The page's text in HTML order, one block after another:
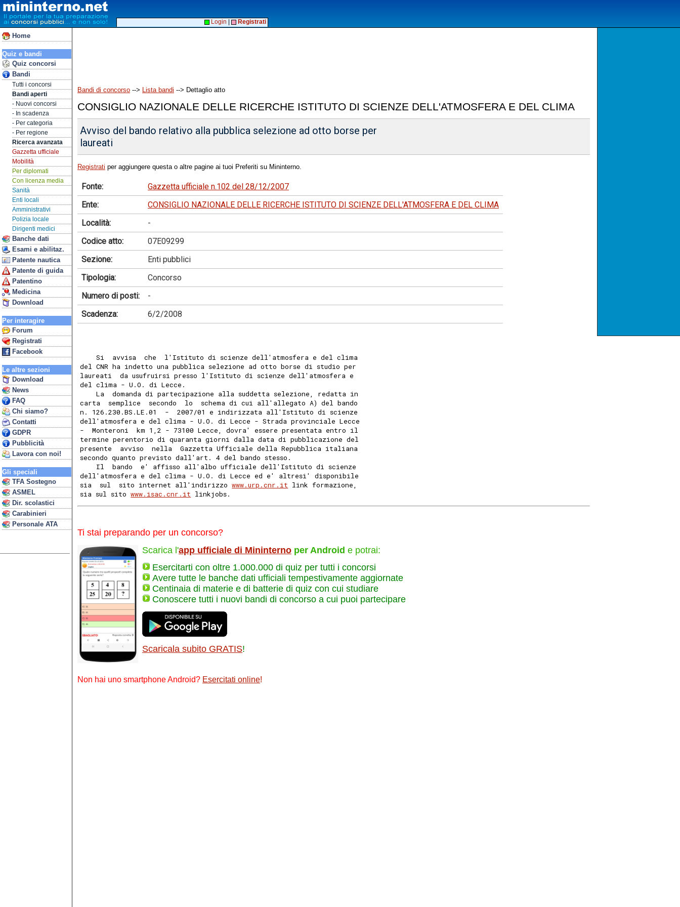
Home
Quiz e bandi
Quiz concorsi
Bandi
Tutti i concorsi
Bandi aperti
- Nuovi concorsi
- In scadenza
- Per categoria
- Per regione
Ricerca avanzata
Gazzetta ufficiale
Mobilità
Per diplomati
Con licenza media
Sanità
Enti locali
Amministrativi
Polizia locale
Dirigenti medici
Banche dati
Esami e abilitaz.
Patente nautica
Patente di guida
Patentino
Medicina
Download
Per interagire
Forum
Registrati
Facebook
Le altre sezioni
Download
News
FAQ
Chi siamo?
Contatti
GDPR
Pubblicità
Lavora con noi!
Gli speciali
TFA Sostegno
ASMEL
Dir. scolastici
Carabinieri
Personale ATA
Login Registrati
Bandi di concorso --> Lista bandi --> Dettaglio atto
CONSIGLIO NAZIONALE DELLE RICERCHE ISTITUTO DI SCIENZE DELL'ATMOSFERA E DEL CLIMA
Avviso del bando relativo alla pubblica selezione ad otto borse per
laureati
Registrati per aggiungere questa o altre pagine ai tuoi Preferiti su Mininterno.
Fonte:
Gazzetta ufficiale n.102 del 28/12/2007
Ente:
CONSIGLIO NAZIONALE DELLE RICERCHE ISTITUTO DI SCIENZE DELL'ATMOSFERA E DEL CLIMA
Località:
-
Codice atto:
07E09299
Sezione:
Enti pubblici
Tipologia:
Concorso
Numero di posti:
-
Scadenza:
6/2/2008
    Si  avvisa  che  l'Istituto di scienze dell'atmosfera e del clima
del CNR ha indetto una pubblica selezione ad otto borse di studio per
laureati  da usufruirsi presso l'Istituto di scienze dell'atmosfera e
del clima - U.O. di Lecce.
    La  domanda di partecipazione alla suddetta selezione, redatta in
carta  semplice  secondo  lo  schema di cui all'allegato A) del bando
n. 126.230.BS.LE.01  -  2007/01 e indirizzata all'Istituto di scienze
dell'atmosfera e del clima - U.O. di Lecce - Strada provinciale Lecce
-  Monteroni  km 1,2 - 73100 Lecce, dovra' essere presentata entro il
termine perentorio di quaranta giorni dalla data di pubblicazione del
presente  avviso  nella  Gazzetta Ufficiale della Repubblica italiana
secondo quanto previsto dall'art. 4 del bando stesso.
    Il  bando  e' affisso all'albo ufficiale dell'Istituto di scienze
dell'atmosfera e del clima - U.O. di Lecce ed e' altresi' disponibile
sia  sul  sito internet all'indirizzo www.urp.cnr.it link formazione,
sia sul sito www.isac.cnr.it linkjobs.
Ti stai preparando per un concorso?
Scarica l'app ufficiale di Mininterno per Android e potrai:
Esercitarti con oltre 1.000.000 di quiz per tutti i concorsi
Avere tutte le banche dati ufficiali tempestivamente aggiornate
Centinaia di materie e di batterie di quiz con cui studiare
Conoscere tutti i nuovi bandi di concorso a cui puoi partecipare
Scaricala subito GRATIS!
Non hai uno smartphone Android? Esercitati online!